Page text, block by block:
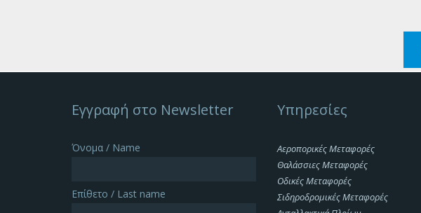
Εγγραφή στο Newsletter
Όνομα / Name
Επίθετο / Last name
Υπηρεσίες
Αεροπορικές Μεταφορές
Θαλάσσιες Μεταφορές
Οδικές Μεταφορές
Σιδηροδρομικές Μεταφορές